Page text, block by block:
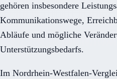
gehören insbesondere
Kommunikationswege,
Abläufe und mögliche
Unterstützungsbedarfs.
Im Nordrhein-Westfalen-